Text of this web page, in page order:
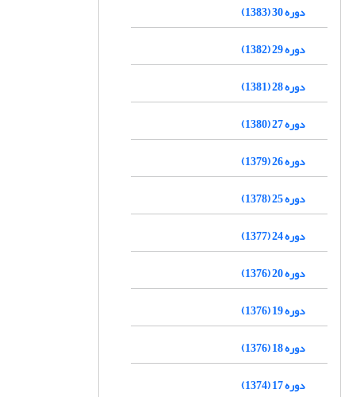
دوره 30 (1383)
دوره 29 (1382)
دوره 28 (1381)
دوره 27 (1380)
دوره 26 (1379)
دوره 25 (1378)
دوره 24 (1377)
دوره 20 (1376)
دوره 19 (1376)
دوره 18 (1376)
دوره 17 (1374)